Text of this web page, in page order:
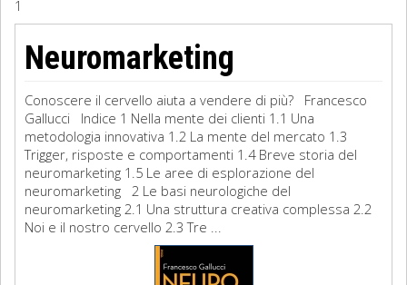
Filosofia
Storia
Matematica
Diritto
1
Neuromarketing
Conoscere il cervello aiuta a vendere di più? Francesco
Gallucci Indice 1 Nella mente dei clienti 1.1 Una
metodologia innovativa 1.2 La mente del mercato 1.3
Trigger, risposte e comportamenti 1.4 Breve storia del
neuromarketing 1.5 Le aree di esplorazione del
neuromarketing 2 Le basi neurologiche del
neuromarketing 2.1 Una struttura creativa complessa 2.2
Noi e il nostro cervello 2.3 Tre ...